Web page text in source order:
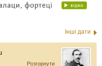
Інші дати
Розгорнути